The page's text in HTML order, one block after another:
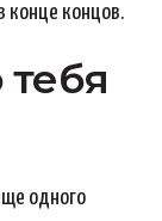
конце концов.
тебя
одного